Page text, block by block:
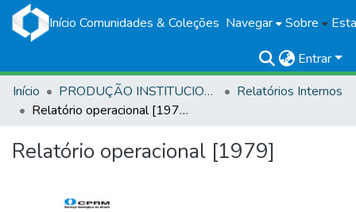
Início Comunidades & Coleções Navegar Sobre
Entrar
Início
PRODUÇÃO INSTITUCIONAL
Relatórios Internos
Relatório operacional [1979]
Relatório operacional [1979]